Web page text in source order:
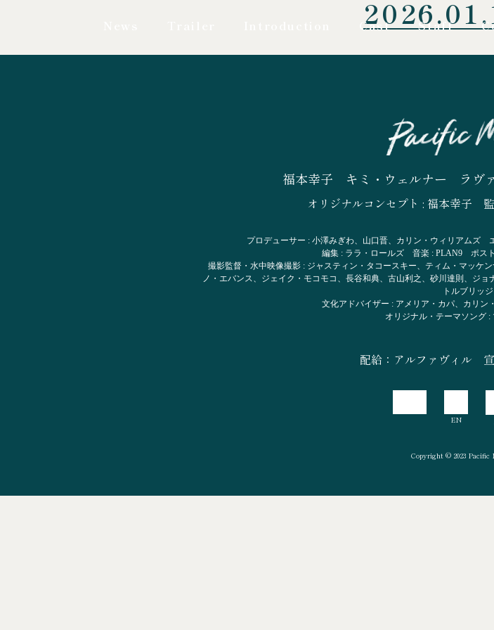
Cast Staff
福本幸子 キミ・ウェルナー ラヴ
オリジナルコンセプト : 福本幸子
プロデューサー : 小澤みぎわ、山口晋、カリン・ウィリアムズ
編集 : ララ・ロールズ 音楽 : PLAN9 ポス
撮影監督・水中映像撮影 : ジャスティン・タコースキー、ティム・マッケン
ノ・エバンス、ジェイク・モコモコ、 長谷和典、古山利之、砂川達則、ジョ
トルブリッジ
文化アドバイザー : アメリア・カパ、カリン
オリジナル・テーマソング :
配給：アルファヴィル
Copyright © 2023